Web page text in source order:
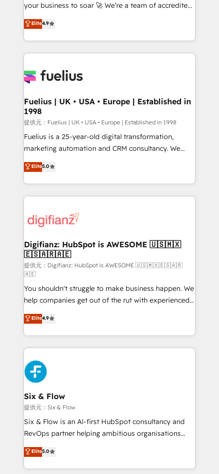
our AI governance framework, built on ISO 42001
Ready for the next step? Click the 👈 '𝗖𝗼𝗻𝘁𝗮𝗰𝘁
𝗯𝘂𝘀𝗶𝗻𝗲𝘀𝘀' button to get in touch (𝘸𝘦'𝘳𝘦 𝘴𝘶𝘱𝘦𝘳
𝘳𝘦𝘴𝘱𝘰𝘯𝘴𝘪𝘷𝘦)
your business to soar 🚀 We’re a team of accredited
HubSpot experts ready to help you. We can
implement the platform into complex business
environments, optimise what you've got and make
sure you can actually use it, build your website in
for you and execute it on HubSpot. We are on the
framework, meaning we've been accredited by
HubSpot and vetted by the CCS, which means we
can support public sector companies as well the
other ones listed in our profile. Our services: -
HubSpot implementation - HubSpot CMS website
is there for you to: - Grow revenue, and run your
business more efficiently - Build stronger
more people - Get the most out of your HubSpot
investment
Elite4.9
Fuelius | UK • USA • Europe | Established in
1998
提供元：Fuelius | UK • USA • Europe | Established in 1998
Fuelius is a 25-year-old digital transformation,
marketing automation and CRM consultancy. We
enable mid-market and enterprise clients to
maximise their return from digital and fuel their
growth. We modernise platforms, streamline
operations that are causing inefficiencies, improve
supercharge revenue operations Key services: • CRM
Transformation / Web Development • RevOps &
Sales Consulting • Marketing Automation What
makes us different? 🚀 Top 0.5% of global HubSpot
agencies ⚙️ The strongest technical ability and
integration capabilities 💼 Consultative, long-term
partners who will embed ourselves into your
business, processes and systems 🏢 We specialise in
working with mid-market and enterprise
organisations, global organisations and those with
complex use cases 🏆 CRM Implementation,
Platform Enablement, Custom Integration and
Onboarding Accredited 🔐 ISO27001 & ISO9001
Certified
Elite5.0
Digifianz: HubSpot is AWESOME 🇺🇸🇲🇽
🇪🇸🇦🇷🇦🇪
提供元：Digifianz: HubSpot is AWESOME 🇺🇸🇲🇽🇪🇸🇦🇷
🇦🇪
You shouldn't struggle to make business happen. We
help companies get out of the rut with experienced,
process-oriented teams implementing HubSpot
Marketing, Sales, Service, CMS and Operations Hub,
so selling and actually engaging with your customers
feels easy and pain-free. We are a top ranked
HubSpot Elite Partner, winner of Rookie of the Year
and Customer First Awards, 4.9/5 rating in HubSpot
Reviews and 4.9/5 rating in Clutch Reviews. Digifianz
helps the following industries: logistics & 3PL, home
improvement & construction, branding and
commercialization, real estate, health, education,
SaaS, Software Dev & IT and consulting, make the
the United States, EU, UAE, Mexico and Latin
America. From casual user to super fan: make
Elite4.9
Six & Flow
提供元：Six & Flow
Six & Flow is an AI-first HubSpot consultancy and
RevOps partner helping ambitious organisations
grow with clarity, confidence, and intelligence.
Operating across the UK, Netherlands, Ireland, and
Canada, we’ve delivered thousands of successful
Elite5.0